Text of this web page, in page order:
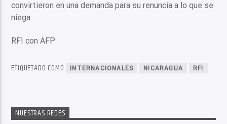
convirtieron en una demanda para su renuncia a lo que se
niega.
RFI con AFP
ETIQUETADO COMO: INTERNACIONALES NICARAGUA RFI
NUESTRAS REDES